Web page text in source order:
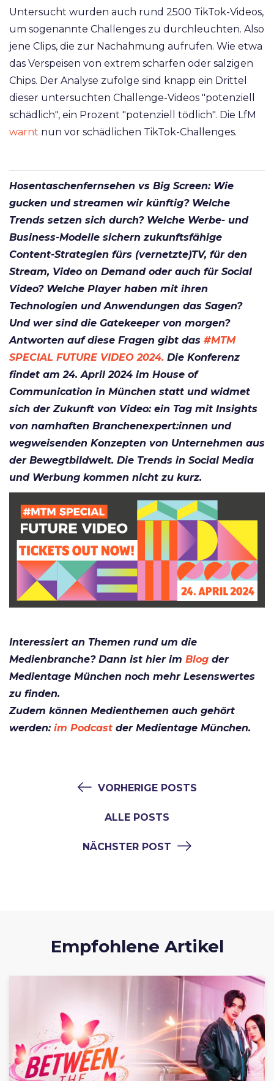
Untersucht wurden auch rund 2500 TikTok-Videos,
um sogenannte Challenges zu durchleuchten. Also
jene Clips, die zur Nachahmung aufrufen. Wie etwa
das Verspeisen von extrem scharfen oder salzigen
Chips. Der Analyse zufolge sind knapp ein Drittel
dieser untersuchten Challenge-Videos "potenziell
schädlich", ein Prozent "potenziell tödlich". Die LfM
warnt nun vor schädlichen TikTok-Challenges.
Hosentaschenfernsehen vs Big Screen: Wie
gucken und streamen wir künftig? Welche
Trends setzen sich durch? Welche Werbe- und
Business-Modelle sichern zukunftsfähige
Content-Strategien fürs (vernetzte)TV, für den
Stream, Video on Demand oder auch für Social
Video? Welche Player haben mit ihren
Technologien und Anwendungen das Sagen?
Und wer sind die Gatekeeper von morgen?
Antworten auf diese Fragen gibt das #MTM
SPECIAL FUTURE VIDEO 2024. Die Konferenz
findet am 24. April 2024 im House of
Communication in München statt und widmet
sich der Zukunft von Video: ein Tag mit Insights
von namhaften Branchenexpert:innen und
wegweisenden Konzepten von Unternehmen aus
der Bewegtbildwelt. Die Trends in Social Media
und Werbung kommen nicht zu kurz.
Interessiert an Themen rund um die
Medienbranche? Dann ist hier im Blog der
Medientage München noch mehr Lesenswertes
zu finden.
Zudem können Medienthemen auch gehört
werden:im Podcast der Medientage München.
VORHERIGE POSTS
ALLE POSTS
NÄCHSTER POST
Empfohlene Artikel